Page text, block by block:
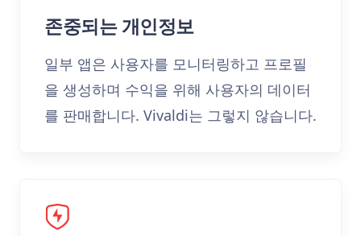
존중되는 개인정보
일부 앱은 사용자를 모니터링하고 프로필
을 생성하며 수익을 위해 사용자의 데이터
를 판매합니다. Vivaldi는 그렇지 않습니다.